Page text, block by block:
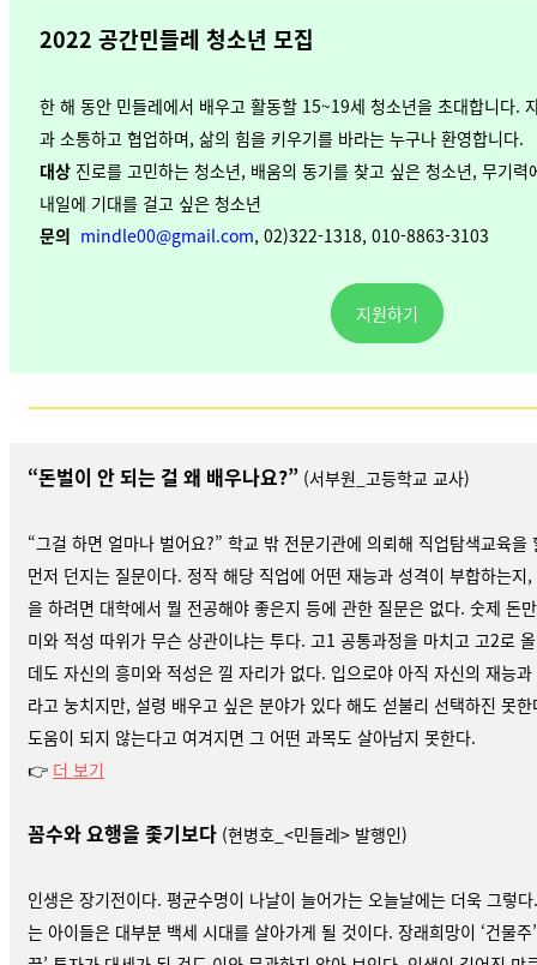
2022 공간민들레 청소년 모집
한 해 동안 민들레에서 배우고 활동할 15~19세 청소년을 초대합니다.
과 소통하고 협업하며, 삶의 힘을 키우기를 바라는 누구나 환영합니다.
대상 진로를 고민하는 청소년, 배움의 동기를 찾고 싶은 청소년, 무기
내일에 기대를 걸고 싶은 청소년
문의 mindle00@gmail.com, 02)322-1318, 010-8863-3103
지원하기
“돈벌이 안 되는 걸 왜 배우나요?” (서부원_고등학교 교사)
“그걸 하면 얼마나 벌어요?” 학교 밖 전문기관에 의뢰해 직업탐색교육
먼저 던지는 질문이다. 정작 해당 직업에 어떤 재능과 성격이 부합하는
을 하려면 대학에서 뭘 전공해야 좋은지 등에 관한 질문은 없다. 숫제 돈
미와 적성 따위가 무슨 상관이냐는 투다. 고1 공통과정을 마치고 고2로
데도 자신의 흥미와 적성은 낄 자리가 없다. 입으로야 아직 자신의 재능
라고 눙치지만, 설령 배우고 싶은 분야가 있다 해도 섣불리 선택하진 못
도움이 되지 않는다고 여겨지면 그 어떤 과목도 살아남지 못한다.
👉 더 보기
꼼수와 요행을 좇기보다 (현병호_<민들레> 발행인)
인생은 장기전이다. 평균수명이 나날이 늘어가는 오늘날에는 더욱 그렇
는 아이들은 대부분 백세 시대를 살아가게 될 것이다. 장래희망이 ‘건물주